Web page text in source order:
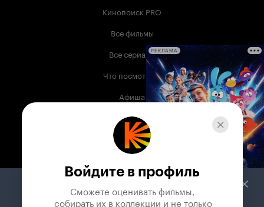
Кинопоиск PRO
Все фильмы
Все сериалы
Что посмотреть
Афиша
Музыка
Телепрограмма
Служба поддержки
РЕКЛАМА
Войдите в профиль
Сможете оценивать фильмы,
собирать их в коллекции и не только